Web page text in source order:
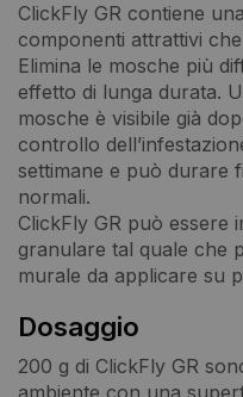
ClickFly GR contiene
componenti attrattivi
Elimina le mosche più
effetto di lunga durata.
mosche è visibile già
controllo
settimane e può durare
normali.
ClickFly GR può essere
granulare tal quale che
murale da applicare su
Dosaggio
200 g di ClickFly GR